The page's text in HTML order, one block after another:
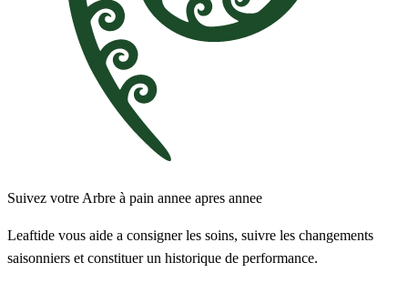
Suivez votre Arbre à pain annee apres annee
Leaftide vous aide a consigner les soins, suivre les changements
saisonniers et constituer un historique de performance.